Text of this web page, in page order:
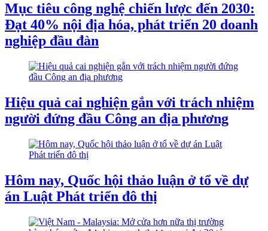
Mục tiêu công nghệ chiến lược đến 2030:
Đạt 40% nội địa hóa, phát triển 20 doanh
nghiệp đầu đàn
Hiệu quả cai nghiện gắn với trách nhiệm
người đứng đầu Công an địa phương
Hôm nay, Quốc hội thảo luận ở tổ về dự
án Luật Phát triển đô thị